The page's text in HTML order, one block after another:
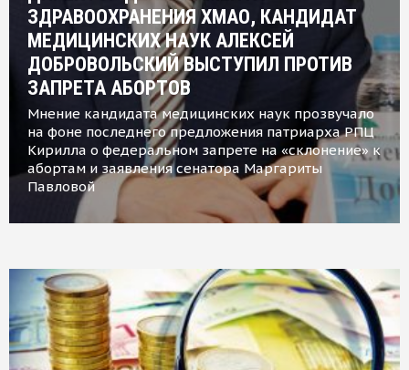
ЗДРАВООХРАНЕНИЯ ХМАО, КАНДИДАТ
МЕДИЦИНСКИХ НАУК АЛЕКСЕЙ
ДОБРОВОЛЬСКИЙ ВЫСТУПИЛ ПРОТИВ
ЗАПРЕТА АБОРТОВ
Мнение кандидата медицинских наук прозвучало
на фоне последнего предложения патриарха РПЦ
Кирилла о федеральном запрете на «склонение» к
абортам и заявления сенатора Маргариты
Павловой